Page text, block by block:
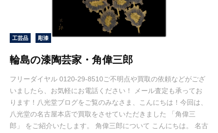
工芸品 彫漆
輪島の漆陶芸家・角偉三郎
フリーダイヤル 0120-29-8510ご不明点や買取の依頼などがござ
いましたら、お気軽にお電話ください！ メール査定も承ってお
ります！八光堂ブログをご覧のみなさま、こんにちは！今回は、
八光堂の名古屋本店で買取をさせていただきました 「角偉三
郎」 をご紹介いたします。 角偉三郎について こんにちは。 名古